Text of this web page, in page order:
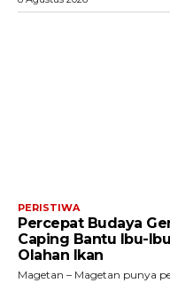
PERISTIWA
Percepat Budaya
Caping Bantu Ibu-
Olahan Ikan
Magetan – Magetan punya